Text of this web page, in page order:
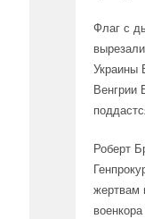
Флаг с
Украины
Венгрии
Роберт
жертвам